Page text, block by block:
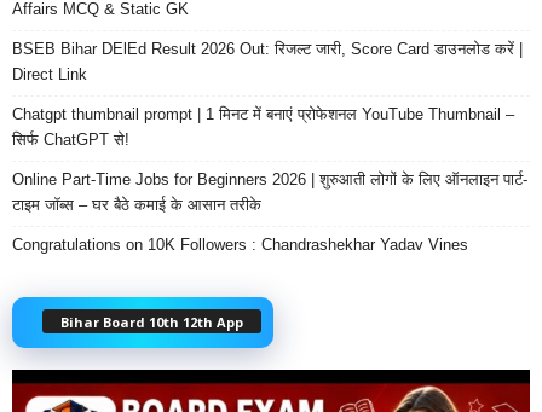
Affairs MCQ & Static GK
BSEB Bihar DElEd Result 2026 Out: रिजल्ट जारी, Score Card डाउनलोड करें |
Direct Link
Chatgpt thumbnail prompt | 1 मिनट में बनाएं प्रोफेशनल YouTube Thumbnail –
सिर्फ ChatGPT से!
Online Part-Time Jobs for Beginners 2026 | शुरुआती लोगों के लिए ऑनलाइन पार्ट-
टाइम जॉब्स – घर बैठे कमाई के आसान तरीके
Congratulations on 10K Followers : Chandrashekhar Yadav Vines
Bihar Board 10th 12th App